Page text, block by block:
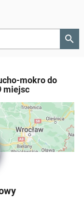
search
mokro do
miejsc